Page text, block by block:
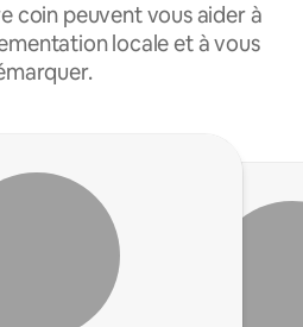
coin peuvent vous aider à
locale et à vous